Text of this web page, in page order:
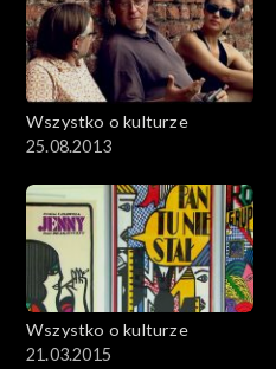
Wszystko o kulturze
25.08.2013
Wszystko o kulturze
21.03.2015